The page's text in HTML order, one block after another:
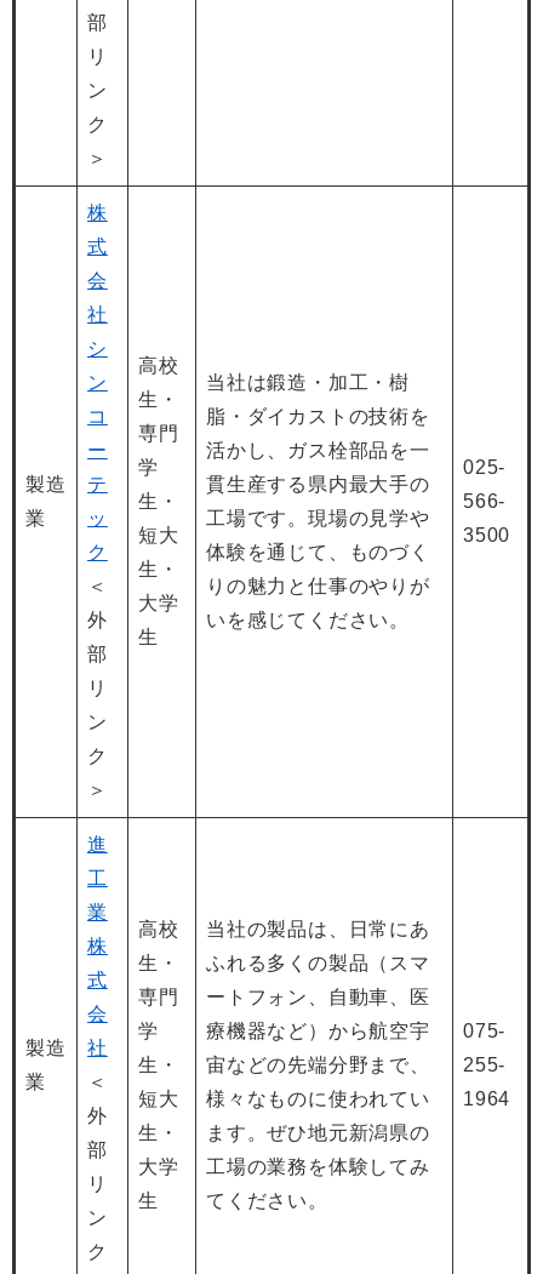
部
リ
ン
ク
＞
製造
業
株
式
会
社
シ
ン
コ
ー
テ
ッ
ク
＜
外
部
リ
ン
ク
＞
高校
生・
専門
学
生・
短大
生・
大学
生
当社は鍛造・加工・樹
脂・ダイカストの技術を
活かし、ガス栓部品を一
貫生産する県内最大手の
工場です。現場の見学や
体験を通じて、ものづく
りの魅力と仕事のやりが
いを感じてください。
025-
566-
3500
製造
業
進
工
業
株
式
会
社
＜
外
部
リ
ン
ク
高校
生・
専門
学
生・
短大
生・
大学
生
当社の製品は、日常にあ
ふれる多くの製品（スマ
ートフォン、自動車、医
療機器など）から航空宇
宙などの先端分野まで、
様々なものに使われてい
ます。ぜひ地元新潟県の
工場の業務を体験してみ
てください。
075-
255-
1964